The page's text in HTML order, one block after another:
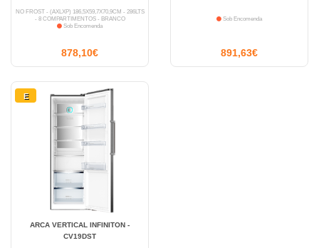
NO FROST - (AXLXP) 186,5X59,7X70,9CM - 286LTS
- 8 COMPARTIMENTOS - BRANCO
Sob Encomenda
878,10€
Sob Encomenda
891,63€
E
ARCA VERTICAL INFINITON -
CV19DST